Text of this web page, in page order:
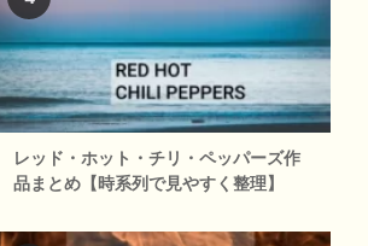
レッド・ホット・チリ・ペッパーズ作
品まとめ【時系列で見やすく整理】